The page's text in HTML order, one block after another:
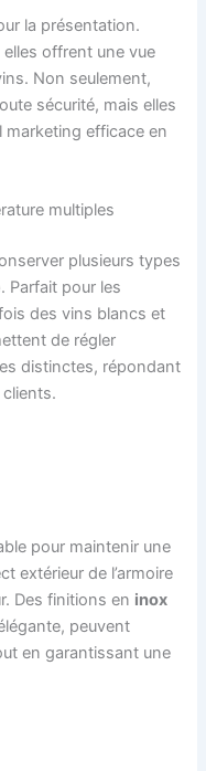
la présentation.
offrent une vue
Non seulement,
sécurité, mais elles
efficace en
multiples
plusieurs types
. Parfait pour les
des vins blancs et
de régler
distinctes, répondant
pour maintenir une
extérieur de l’armoire
Des finitions en inox
peuvent
en garantissant une